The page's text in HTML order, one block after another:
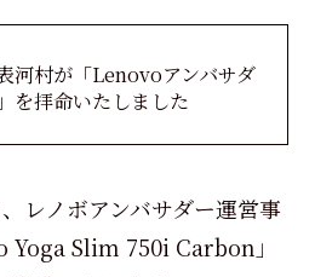
河村が「Lenovoアンバサダ
を拝命いたしました
レノボアンバサダー運営事
Yoga Slim 750i Carbon」